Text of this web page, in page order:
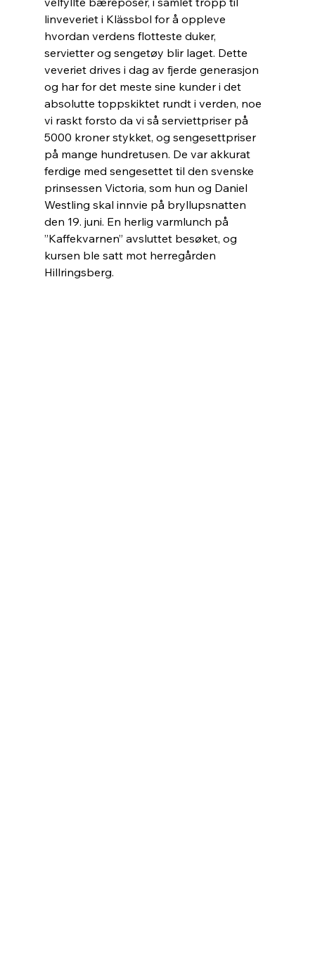
linveveriet i Klässbol for å oppleve
hvordan verdens flotteste duker,
servietter og sengetøy blir laget. Dette
veveriet drives i dag av fjerde generasjon
og har for det meste sine kunder i det
absolutte toppskiktet rundt i verden, noe
vi raskt forsto da vi så serviettpriser på
5000 kroner stykket, og sengesettpriser
på mange hundretusen. De var akkurat
ferdige med sengesettet til den svenske
prinsessen Victoria, som hun og Daniel
Westling skal innvie på bryllupsnatten
den 19. juni. En herlig varmlunch på
”Kaffekvarnen” avsluttet besøket, og
kursen ble satt mot herregården
Hillringsberg.